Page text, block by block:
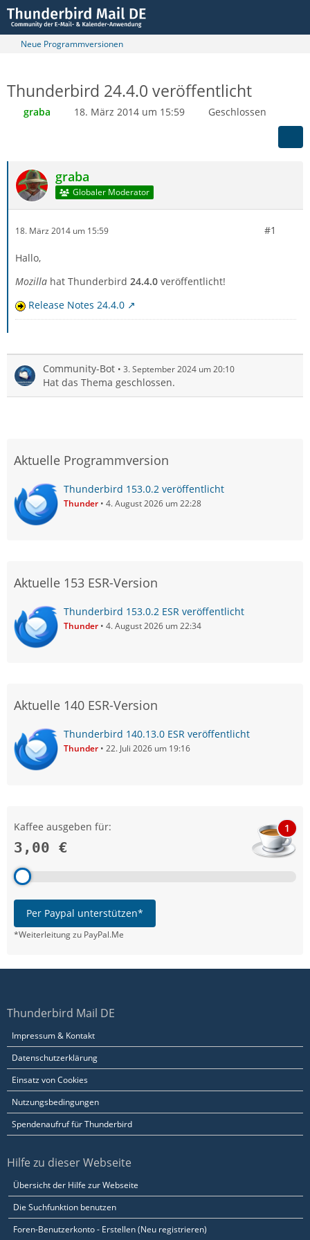
Neue Programmversionen
Thunderbird 24.4.0 veröffentlicht
graba 18. März 2014 um 15:59 Geschlossen
graba
Globaler Moderator
18. März 2014 um 15:59 #1
Hallo,
Mozilla hat Thunderbird 24.4.0 veröffentlicht!
Release Notes 24.4.0
Community-Bot 3. September 2024 um 20:10
Hat das Thema geschlossen.
Aktuelle Programmversion
Thunderbird 153.0.2 veröffentlicht
Thunder 4. August 2026 um 22:28
Aktuelle 153 ESR-Version
Thunderbird 153.0.2 ESR veröffentlicht
Thunder 4. August 2026 um 22:34
Aktuelle 140 ESR-Version
Thunderbird 140.13.0 ESR veröffentlicht
Thunder 22. Juli 2026 um 19:16
Kaffee ausgeben für:
3,00 €
1
Per Paypal unterstützen*
*Weiterleitung zu PayPal.Me
Thunderbird Mail DE
Impressum & Kontakt
Datenschutzerklärung
Einsatz von Cookies
Nutzungsbedingungen
Spendenaufruf für Thunderbird
Hilfe zu dieser Webseite
Übersicht der Hilfe zur Webseite
Die Suchfunktion benutzen
Foren-Benutzerkonto - Erstellen (Neu registrieren)